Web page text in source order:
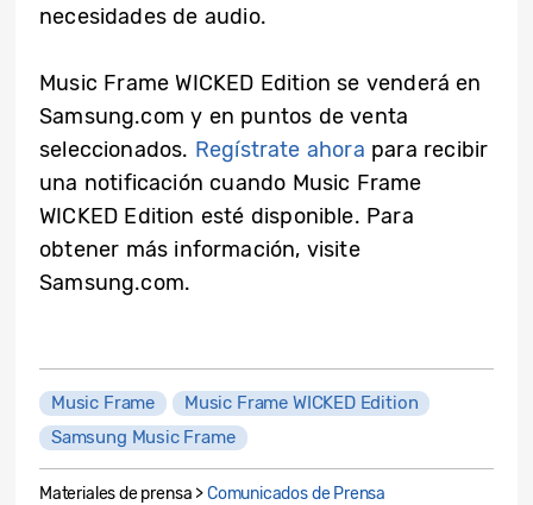
necesidades de audio.
Music Frame WICKED Edition se venderá en
Samsung.com y en puntos de venta
seleccionados. Regístrate ahora para recibir
una notificación cuando Music Frame
WICKED Edition esté disponible. Para
obtener más información, visite
Samsung.com.
Music Frame
Music Frame WICKED Edition
Samsung Music Frame
Materiales de prensa >Comunicados de Prensa